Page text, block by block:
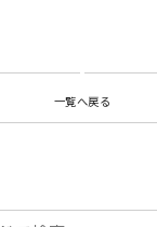
一覧へ戻る